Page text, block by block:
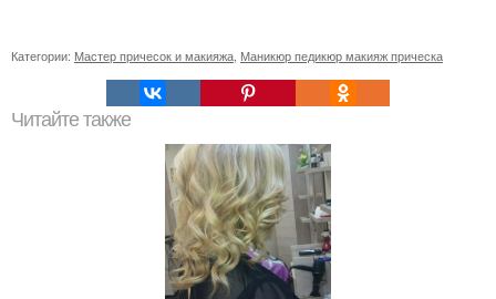
Категории: Мастер причесок и макияжа Маникюр педикюр макияж прическа
Читайте также